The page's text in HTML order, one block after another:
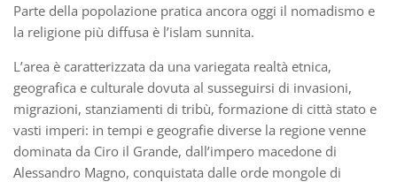
Parte della popolazione pratica ancora oggi il nomadismo e
la religione più diffusa è l’islam sunnita.
L’area è caratterizzata da una variegata realtà etnica,
geografica e culturale dovuta al susseguirsi di invasioni,
migrazioni, stanziamenti di tribù, formazione di città stato e
vasti imperi: in tempi e geografie diverse la regione venne
dominata da Ciro il Grande, dall’impero macedone di
Alessandro Magno, conquistata dalle orde mongole di